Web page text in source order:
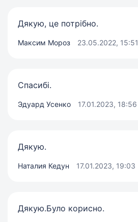
Дякую, це потрібно.
Максим Мороз 23.05.2022, 15:51
Спасибі.
Эдуард Усенко 17.01.2023, 18:56
Дякую.
Наталия Кедун 17.01.2023, 19:03
Дякую.Було корисно.